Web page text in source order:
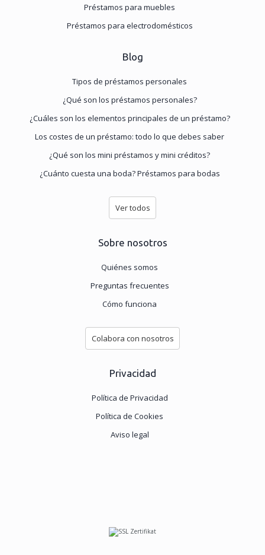
Préstamos para muebles
Préstamos para electrodomésticos
Blog
Tipos de préstamos personales
¿Qué son los préstamos personales?
¿Cuáles son los elementos principales de un préstamo?
Los costes de un préstamo: todo lo que debes saber
¿Qué son los mini préstamos y mini créditos?
¿Cuánto cuesta una boda? Préstamos para bodas
Ver todos
Sobre nosotros
Quiénes somos
Preguntas frecuentes
Cómo funciona
Colabora con nosotros
Privacidad
Política de Privacidad
Política de Cookies
Aviso legal